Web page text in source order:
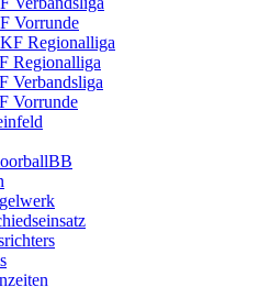
Vorrunde
Regionalliga
Regionalliga
Verbandsliga
Vorrunde